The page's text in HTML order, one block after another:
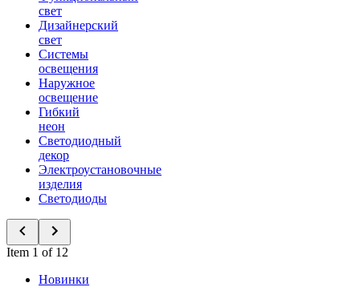
свет
Дизайнерский
свет
Системы
освещения
Наружное
освещение
Гибкий
неон
Светодиодный
декор
Электроустановочные
изделия
Светодиоды
Item 1 of 12
Новинки